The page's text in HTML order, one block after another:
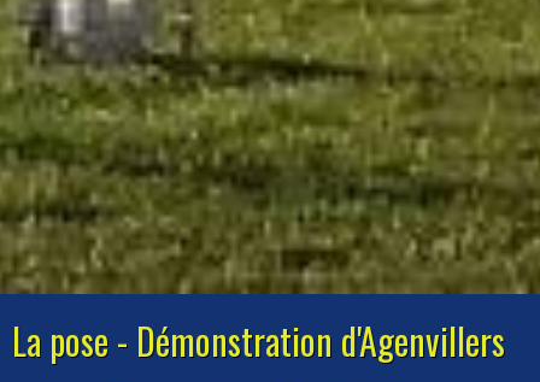
La pose - Démonstration d'Agenvillers